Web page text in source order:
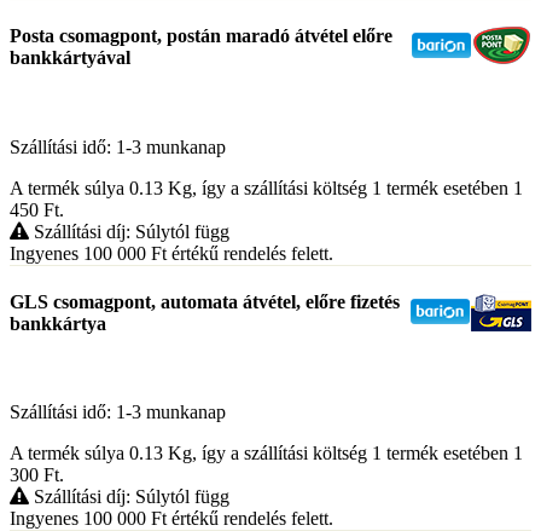
Posta csomagpont, postán maradó átvétel előre
bankkártyával
Szállítási idő: 1-3 munkanap
A termék súlya 0.13 Kg, így a szállítási költség 1 termék esetében 1
450 Ft.
Szállítási díj: Súlytól függ
Ingyenes 100 000 Ft értékű rendelés felett.
GLS csomagpont, automata átvétel, előre fizetés
bankkártya
Szállítási idő: 1-3 munkanap
A termék súlya 0.13 Kg, így a szállítási költség 1 termék esetében 1
300 Ft.
Szállítási díj: Súlytól függ
Ingyenes 100 000 Ft értékű rendelés felett.